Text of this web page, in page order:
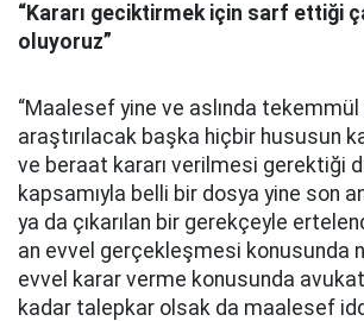
“Kararı geciktirmek için sarf ettiği
oluyoruz”
“Maalesef yine ve aslında
araştırılacak başka hiçbir hususun
ve beraat kararı verilmesi gerektiği
kapsamıyla belli bir dosya yine son
ya da çıkarılan bir gerekçeyle
an evvel gerçekleşmesi konusunda
evvel karar verme konusunda
kadar talepkar olsak da maalesef